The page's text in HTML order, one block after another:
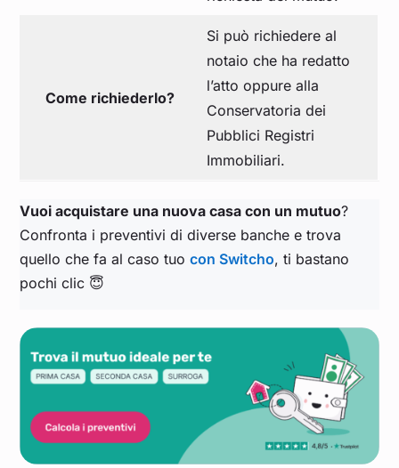
Come richiederlo?
Si può richiedere al
notaio che ha redatto
l’atto oppure alla
Conservatoria dei
Pubblici Registri
Immobiliari.
Vuoi acquistare una nuova casa con un mutuo?
Confronta i preventivi di diverse banche e trova
quello che fa al caso tuocon Switcho, ti bastano
pochi clic 😇